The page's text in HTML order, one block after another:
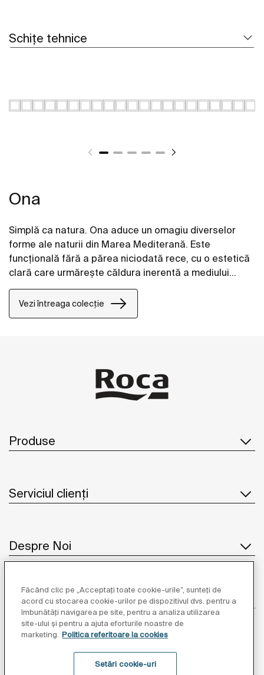
Schițe tehnice
Ona
Simplă ca natura. Ona aduce un omagiu diverselor
forme ale naturii din Marea Mediterană. Este
funcțională fără a părea niciodată rece, cu o estetică
clară care urmărește căldura inerentă a mediului
natural, concepută pentru cei care se bucură de
puterea peisajelor liniștite.
Vezi întreaga colecție
Produse
Serviciul clienți
Despre Noi
Inspirație
Unde să ne găsiți
Făcând clic pe „Acceptați toate cookie-urile”, sunteți de
acord cu stocarea cookie-urilor pe dispozitivul dvs. pentru a
îmbunătăți navigarea pe site, pentru a analiza utilizarea
site-ului și pentru a ajuta eforturile noastre de
marketing. Politica referitoare la cookies
Setări cookie-uri